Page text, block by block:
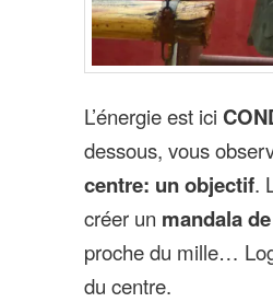
L’énergie est ici
dessous, vous
centre: un objectif.
créer un mandala
proche du mille…
du centre.